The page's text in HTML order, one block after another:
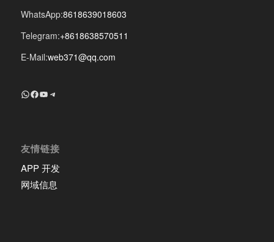
WhatsApp:8618639018603
Telegram:+8618638570511
E-Mail:web371@qq.com
+8618639018603
Facebook
YouTube
Telegram
友情链接
APP 开发
网域信息